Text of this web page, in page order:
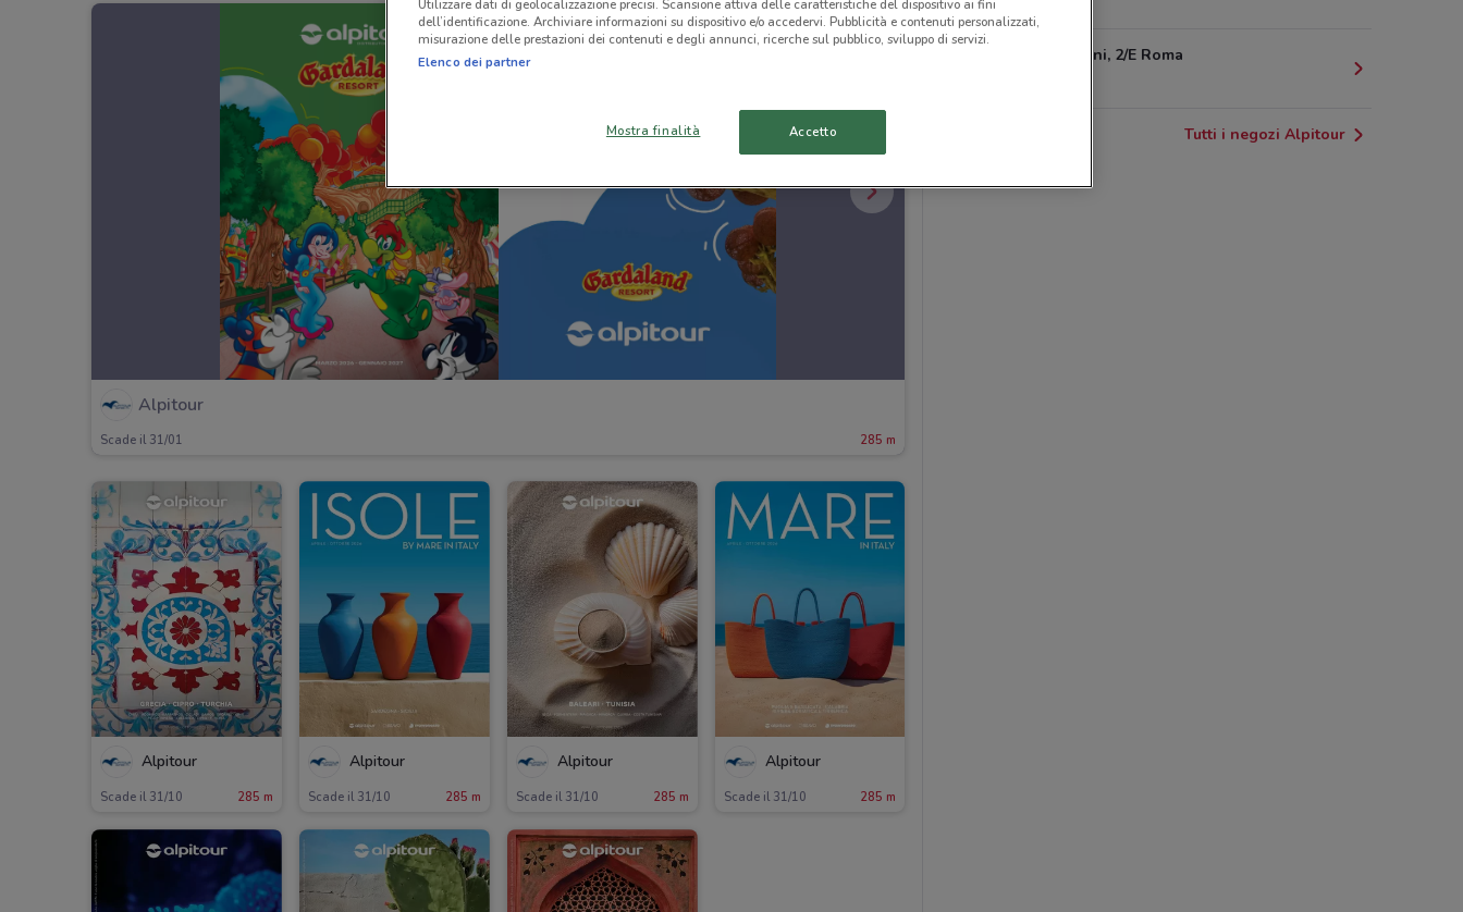
Alpitour
Scade il 31/01 285 m
Alpitour
Scade il 31/10 285 m
Alpitour
Scade il 31/10 285 m
Alpitour
Scade il 31/10 285 m
Alpitour
Scade il 31/10 285 m
Via Morgagni, 2/E Roma
Tutti i negozi Alpitour
Utilizzare dati di geolocalizzazione precisi. Scansione attiva delle caratteristiche del dispositivo ai fini
dell’identificazione. Archiviare informazioni su dispositivo e/o accedervi. Pubblicità e contenuti personalizzati,
misurazione delle prestazioni dei contenuti e degli annunci, ricerche sul pubblico, sviluppo di servizi.
Elenco dei partner
Mostra finalità Accetto